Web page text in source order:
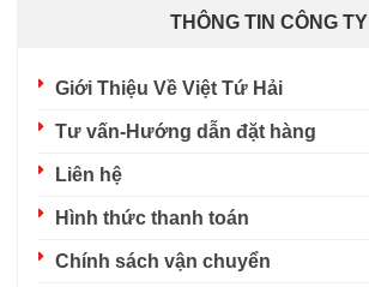
THÔNG TIN CÔNG TY
Giới Thiệu Về Việt Tứ Hải
Tư vấn-Hướng dẫn đặt hàng
Liên hệ
Hình thức thanh toán
Chính sách vận chuyển